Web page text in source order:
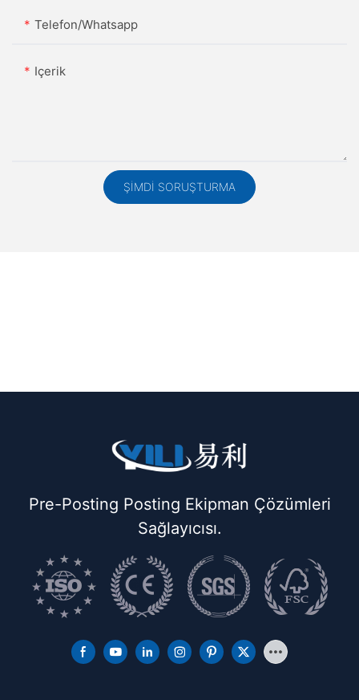
Telefon/whatsapp
Içerik
ŞIMDI SORUŞTURMA
Pre-Posting Posting Ekipman Çözümleri
Sağlayıcısı.